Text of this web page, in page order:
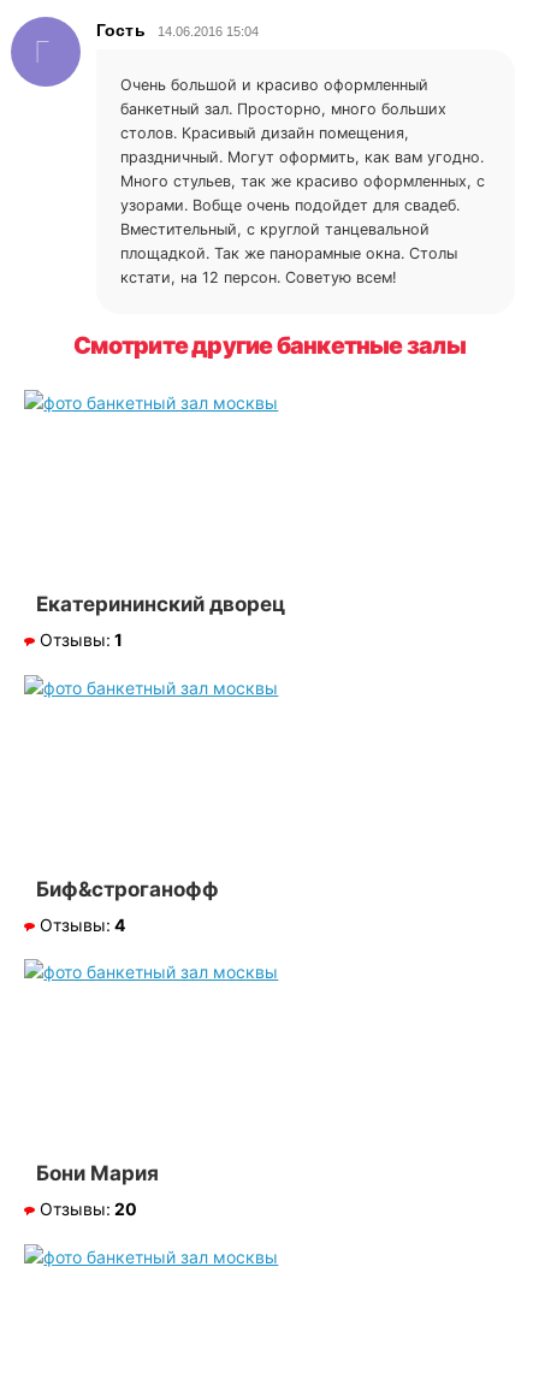
Гость 14.06.2016 15:04
Очень большой и красиво оформленный
банкетный зал. Просторно, много больших
столов. Красивый дизайн помещения,
праздничный. Могут оформить, как вам угодно.
Много стульев, так же красиво оформленных, с
узорами. Вобще очень подойдет для свадеб.
Вместительный, с круглой танцевальной
площадкой. Так же панорамные окна. Столы
кстати, на 12 персон. Советую всем!
Смотрите другие банкетные залы
Екатерининский дворец
Отзывы: 1
Биф&строганофф
Отзывы: 4
Бони Мария
Отзывы: 20